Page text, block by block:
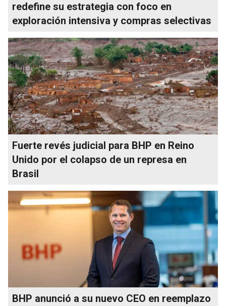
redefine su estrategia con foco en
exploración intensiva y compras selectivas
Fuerte revés judicial para BHP en Reino
Unido por el colapso de un represa en
Brasil
BHP anunció a su nuevo CEO en reemplazo